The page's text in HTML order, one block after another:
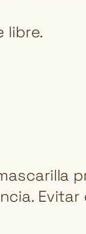
libre.
Evitar